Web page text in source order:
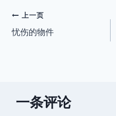
文
章
上一页
忧伤的物件
一条评论